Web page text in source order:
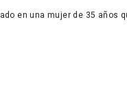
en una mujer de 35 años